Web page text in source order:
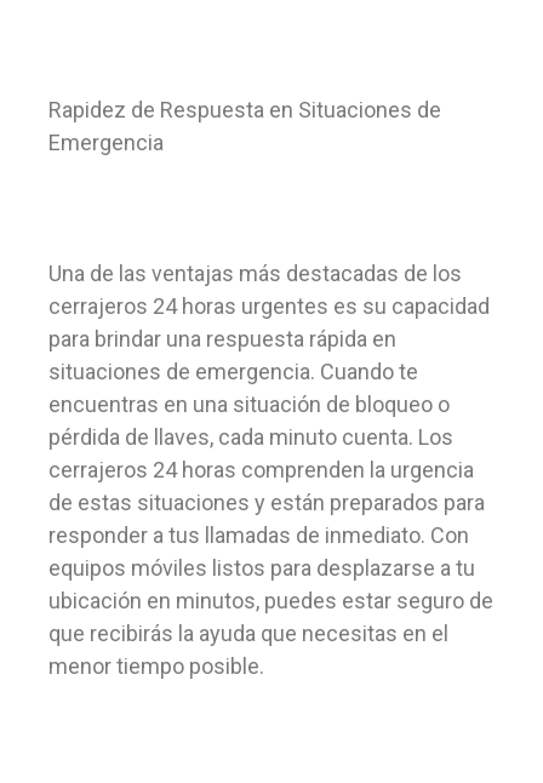
Rapidez de Respuesta en Situaciones de
Emergencia
Una de las ventajas más destacadas de los
cerrajeros 24 horas urgentes es su capacidad
para brindar una respuesta rápida en
situaciones de emergencia. Cuando te
encuentras en una situación de bloqueo o
pérdida de llaves, cada minuto cuenta. Los
cerrajeros 24 horas comprenden la urgencia
de estas situaciones y están preparados para
responder a tus llamadas de inmediato. Con
equipos móviles listos para desplazarse a tu
ubicación en minutos, puedes estar seguro de
que recibirás la ayuda que necesitas en el
menor tiempo posible.